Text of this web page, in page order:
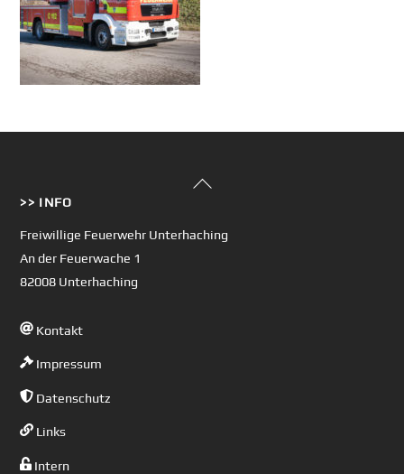
Back
>> INFO
Freiwillige Feuerwehr Unterhaching
An der Feuerwache 1
82008 Unterhaching
Kontakt
Impressum
Datenschutz
Links
Intern